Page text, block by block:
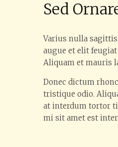
Sed
Varius nulla
augue et elit
Aliquam et mauris
Donec dictum
tristique odio.
at interdum tortor
mi sit amet est